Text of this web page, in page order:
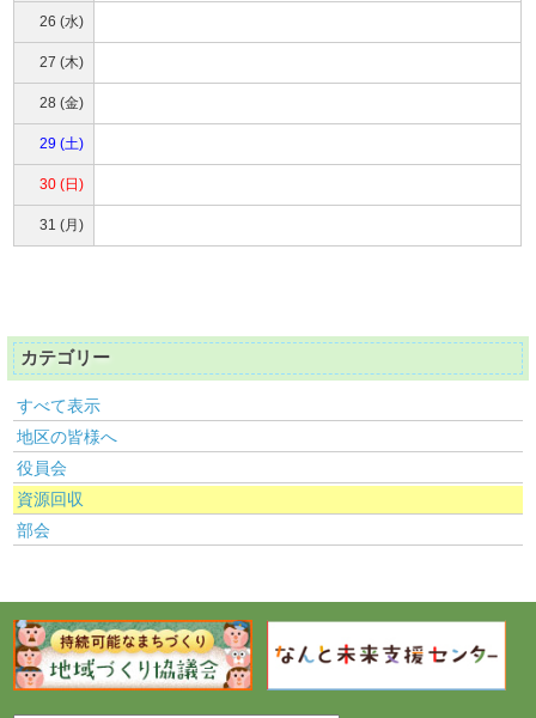
26 (水)
27 (木)
28 (金)
29 (土)
30 (日)
31 (月)
カテゴリー
すべて表示
地区の皆様へ
役員会
資源回収
部会